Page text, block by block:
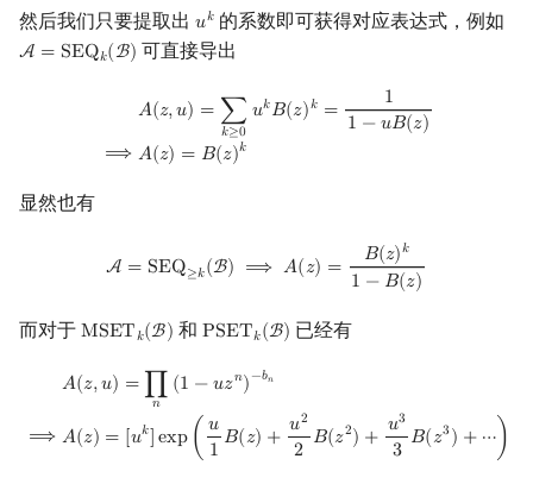
然后我们只要提取出 𝑢𝑘
uk 的系数即可获得对应表达式，例如
A = SEQ𝑘(B)
A= SEQk(B) 可直接导出
𝐴(𝑧,𝑢) = ∑
𝑘≥0
𝑢𝑘𝐵(𝑧)𝑘 =
1
1 −𝑢𝐵(𝑧)
⟹ 𝐴(𝑧) = 𝐵(𝑧)𝑘
= ∑ 0u B(z)k 1 1−u B (z )=
显然也有
A = SEQ≥𝑘(B) ⟹ 𝐴(𝑧) = 𝐵(𝑧)𝑘
1 − 𝐵(𝑧)
= SEQ k B = B ( B(z)
而对于 MSET𝑘(B)
MSETk(B) 和PSET𝑘(B)
PSETk(B) 已经有
𝐴(𝑧,𝑢) = ∏
𝑛
(1 −𝑢𝑧𝑛)−𝑏𝑛
⟹ 𝐴(𝑧) = [𝑢𝑘]exp ( 𝑢
1 𝐵(𝑧) + 𝑢2
2 𝐵(𝑧2) + 𝑢3
3 𝐵(𝑧3) + ⋯ )
=∏n (1− uz n − bn ⟹A(z)=[uk